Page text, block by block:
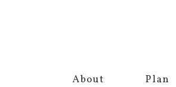
About Plan